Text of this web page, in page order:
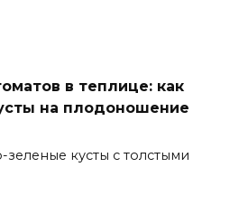
в теплице: как
на плодоношение
кусты с толстыми